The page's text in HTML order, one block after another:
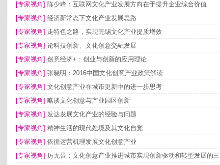
[专家视角] 陈少峰：互联网文化产业发展方向在于提升企业综合价值
[专家视角] 经济新常态下文化产业发展思路
[专家视角] 走特色之路，实现无锡文化产业提质增效
[专家视角] 论科技创新、文化创意交融发展
[专家视角] 创意经济+：创业与创新的应用理论
[专家视角] 张晓明：2016中国文化创意产业政策解读
[专家视角] 文化创意产业在城市更新中的进一步思考
[专家视角] 略谈文化创意与产业园区创新
[专家视角] 发达发展文化产业的经验与问题
[专家视角] 精神生活的现代处境及其文化自觉
[专家视角] 依循运营机理发展文化创意产业
[专家视角] 厉无畏：文化创意产业推进城市实现创新驱动和转型发展的